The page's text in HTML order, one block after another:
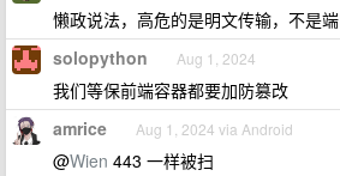
懒政说法，高危的是明文传输，不是
solopython Aug 1, 2024
我们等保前端容器都要加防篡改
amrice Aug 1, 2024 via Android
@Wien 443 一样被扫